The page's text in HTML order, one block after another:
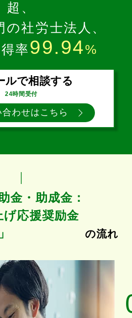
超、
の社労士法人、
率99.94%
ルで相談する
24時間受付
合わせはこちら
金・助成金：
げ応援奨励金
」
の流れ